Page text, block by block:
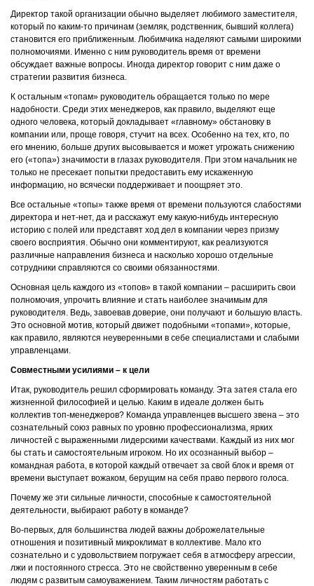
Директор такой организации обычно выделяет любимого заместителя,
который по каким-то причинам (земляк, родственник, бывший коллега)
становится его приближенным. Любимчика наделяют самыми широкими
полномочиями. Именно с ним руководитель время от времени
обсуждает важные вопросы. Иногда директор говорит с ним даже о
стратегии развития бизнеса.
К остальным «топам» руководитель обращается только по мере
надобности. Среди этих менеджеров, как правило, выделяют еще
одного человека, который докладывает «главному» обстановку в
компании или, проще говоря, стучит на всех. Особенно на тех, кто, по
его мнению, больше других высовывается и может угрожать снижению
его («топа») значимости в глазах руководителя. При этом начальник не
только не пресекает попытки предоставить ему искаженную
информацию, но всячески поддерживает и поощряет это.
Все остальные «топы» также время от времени пользуются слабостями
директора и нет-нет, да и расскажут ему какую-нибудь интересную
историю с полей или представят ход дел в компании через призму
своего восприятия. Обычно они комментируют, как реализуются
различные направления бизнеса и насколько хорошо отдельные
сотрудники справляются со своими обязанностями.
Основная цель каждого из «топов» в такой компании – расширить свои
полномочия, упрочить влияние и стать наиболее значимым для
руководителя. Ведь, завоевав доверие, они получают и большую власть.
Это основной мотив, который движет подобными «топами», которые,
как правило, являются неуверенными в себе специалистами и слабыми
управленцами.
Совместными усилиями – к цели
Итак, руководитель решил сформировать команду. Эта затея стала его
жизненной философией и целью. Каким в идеале должен быть
коллектив топ-менеджеров? Команда управленцев высшего звена – это
сознательный союз равных по уровню профессионализма, ярких
личностей с выраженными лидерскими качествами. Каждый из них мог
бы стать и самостоятельным игроком. Но их осознанный выбор –
командная работа, в которой каждый отвечает за свой блок и время от
времени выступает вожаком, берущим на себя право первого голоса.
Почему же эти сильные личности, способные к самостоятельной
деятельности, выбирают работу в команде?
Во-первых, для большинства людей важны доброжелательные
отношения и позитивный микроклимат в коллективе. Мало кто
сознательно и с удовольствием погружает себя в атмосферу агрессии,
лжи и постоянного стресса. Это не свойственно уверенным в себе
людям с развитым самоуважением. Таким личностям работать с